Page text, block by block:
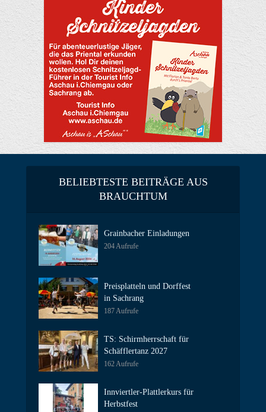
BELIEBTESTE BEITRÄGE AUS
BRAUCHTUM
Grainbacher Einladungen
204 Aufrufe
Preisplatteln und Dorffest
in Sachrang
187 Aufrufe
TS: Schirmherrschaft für
Schäfflertanz 2027
162 Aufrufe
Innviertler-Plattlerkurs für
Herbstfest